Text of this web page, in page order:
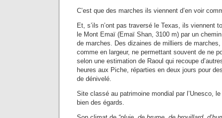
C’est que des marches ils viennent d’en voir
Et, s’ils n’ont pas traversé le Texas, ils viennent
le Mont Emaï (Emaï Shan, 3100 m) par un
de marches. Des dizaines de milliers de
comme en largeur, ne permettant souvent de ne
selon une estimation de Raoul qui recoupe
heures aux Piche, réparties en deux jours pour
de dénivelé.
Site classé au patrimoine mondial par l’Unesco,
bien des égards.